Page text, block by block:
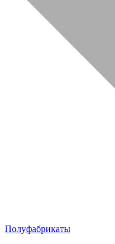
Полуфабрикаты